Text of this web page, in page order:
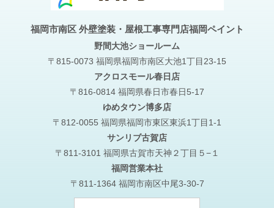
福岡市南区 外壁塗装・屋根工事専門店福岡ペイント
野間大池ショールーム
〒815-0073 福岡県福岡市南区大池1丁目23-15
アクロスモール春日店
〒816-0814 福岡県春日市春日5-17
ゆめタウン博多店
〒812-0055 福岡県福岡市東区東浜1丁目1-1
サンリブ古賀店
〒811-3101 福岡県古賀市天神２丁目５−１
福岡営業本社
〒811-1364 福岡市南区中尾3-30-7